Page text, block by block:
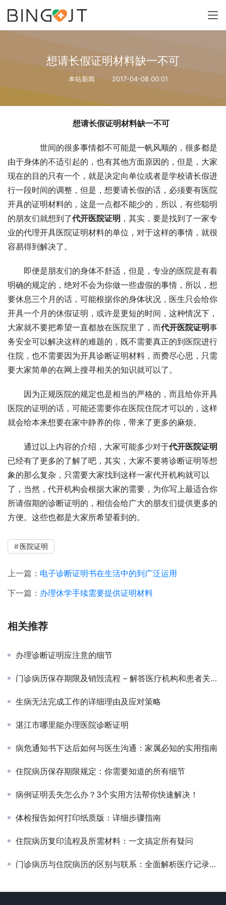
想请长假证明材料缺一不可
本站新闻 2017-04-08 00:01
想请长假证明材料缺一不可
世间的很多事情都不可能是一帆风顺的，很多都是
由于身体的不适引起的，也有其他方面原因的，但是，大家
现在的目的只有一个，就是决定向单位或者是学校请长假进
行一段时间的调整，但是，想要请长假的话，必须要有医院
开具的证明材料的，这是一点都不能少的，所以，有些聪明
的朋友们就想到了代开医院证明 ，其实，要是找到了一家专
业的代理开具医院证明材料的单位，对于这样的事情，就很
容易得到解决了。
即便是朋友们的身体不舒适，但是，专业的医院是有着
明确的规定的，绝对不会为你做一些虚假的事情，所以，想
要休息三个月的话，可能根据你的身体状况，医生只会给你
开具一个月的休假证明，或许是更短的时间，这种情况下，
大家就不要把希望一直都放在医院里了，而代开医院证明事
务安全可以解决这样的难题的，既不需要真正的到医院进行
住院，也不需要因为开具诊断证明材料，而费尽心思，只需
要大家简单的在网上搜寻相关的知识就可以了。
因为正规医院的规定也是相当的严格的，而且给你开具
医院的证明的话，可能还需要你在医院住院才可以的，这样
就会给本来想要在家中静养的你，带来了更多的麻烦。
通过以上内容的介绍，大家可能多少对于代开医院证明
已经有了更多的了解了吧，其实，大家不要将诊断证明等想
象的那么复杂，只需要大家找到这样一家代开机构就可以
了，当然，代开机构会根据大家的需要，为你写上最适合你
所请假期的诊断证明的，相信会给广大的朋友们提供更多的
方便。这些也都是大家所希望看到的。
医院证明
上一篇： 电子诊断证明书在生活中的到广泛运用
下一篇： 办理休学手续需要提供证明材料
相关推荐
办理诊断证明应注意的细节
门诊病历保存期限及销毁流程 – 解答医疗机构和患者关于病历保存的疑问
生病无法完成工作的详细理由及应对策略
湛江市哪里能办理医院诊断证明
病危通知书下达后如何与医生沟通：家属必知的实用指南
住院病历保存期限规定：你需要知道的所有细节
病例证明丢失怎么办？3个实用方法帮你快速解决！
体检报告如何打印纸质版：详细步骤指南
住院病历复印流程及所需材料：一文搞定所有疑问
门诊病历与住院病历的区别与联系：全面解析医疗记录的关键